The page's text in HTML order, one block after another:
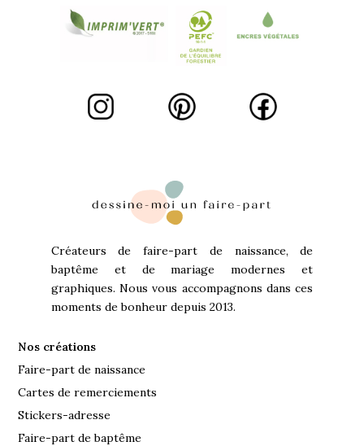
Créateurs de faire-part de naissance, de
baptême et de mariage modernes et
graphiques. Nous vous accompagnons dans ces
moments de bonheur depuis 2013.
Nos créations
Faire-part de naissance
Cartes de remerciements
Stickers-adresse
Faire-part de baptême